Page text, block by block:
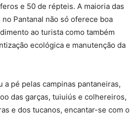
e 50 de répteis. A maioria das
Pantanal não só oferece boa
ao turista como também
ecológica e manutenção da
a pé pelas campinas pantaneiras,
das garças, tuiuiús e colhereiros,
e dos tucanos, encantar-se com o